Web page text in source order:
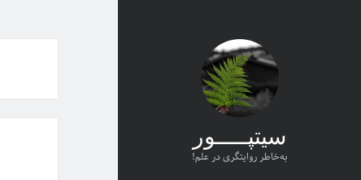
سیتپـــــور
به‌خاطر روایتگری در علم!